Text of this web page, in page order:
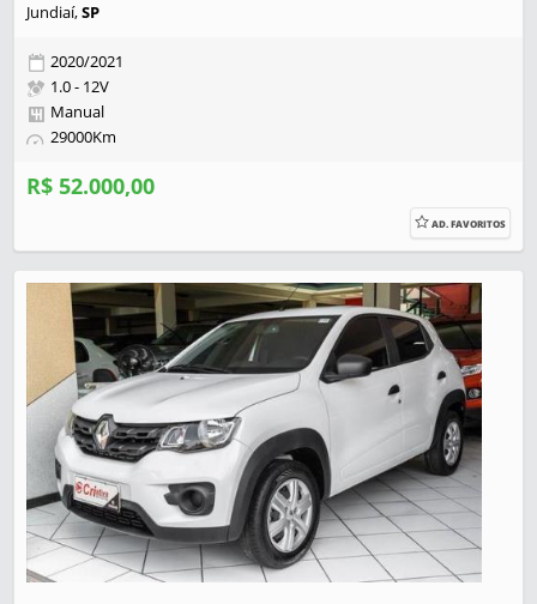
Jundiaí,SP
2020/2021
1.0 - 12V
Manual
29000Km
R$ 52.000,00
AD. FAVORITOS